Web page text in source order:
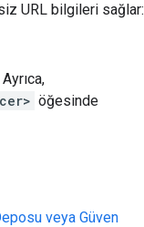
URL bilgileri sağlar:
öğesinde
veya Güven